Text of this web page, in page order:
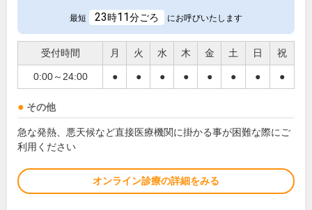
最短 23時11分ごろ にお呼びいたします
受付時間 月 火 水 木 金 土 日 祝
0:00～24:00 ● ● ● ● ● ● ● ●
その他
急な発熱、悪天候など直接医療機関に掛かる事が困難な際にご
利用ください
オンライン診療の詳細をみる